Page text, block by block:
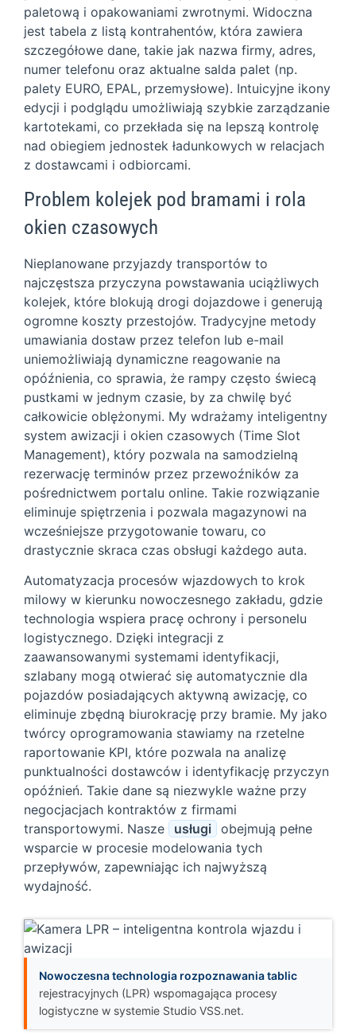
paletową i opakowaniami zwrotnymi. Widoczna
jest tabela z listą kontrahentów, która zawiera
szczegółowe dane, takie jak nazwa firmy, adres,
numer telefonu oraz aktualne salda palet (np.
palety EURO, EPAL, przemysłowe). Intuicyjne ikony
edycji i podglądu umożliwiają szybkie zarządzanie
kartotekami, co przekłada się na lepszą kontrolę
nad obiegiem jednostek ładunkowych w relacjach
z dostawcami i odbiorcami.
Problem kolejek pod bramami i rola
okien czasowych
Nieplanowane przyjazdy transportów to
najczęstsza przyczyna powstawania uciążliwych
kolejek, które blokują drogi dojazdowe i generują
ogromne koszty przestojów. Tradycyjne metody
umawiania dostaw przez telefon lub e-mail
uniemożliwiają dynamiczne reagowanie na
opóźnienia, co sprawia, że rampy często świecą
pustkami w jednym czasie, by za chwilę być
całkowicie oblężonymi. My wdrażamy inteligentny
system awizacji i okien czasowych (Time Slot
Management), który pozwala na samodzielną
rezerwację terminów przez przewoźników za
pośrednictwem portalu online. Takie rozwiązanie
eliminuje spiętrzenia i pozwala magazynowi na
wcześniejsze przygotowanie towaru, co
drastycznie skraca czas obsługi każdego auta.
Automatyzacja procesów wjazdowych to krok
milowy w kierunku nowoczesnego zakładu, gdzie
technologia wspiera pracę ochrony i personelu
logistycznego. Dzięki integracji z
zaawansowanymi systemami identyfikacji,
szlabany mogą otwierać się automatycznie dla
pojazdów posiadających aktywną awizację, co
eliminuje zbędną biurokrację przy bramie. My jako
twórcy oprogramowania stawiamy na rzetelne
raportowanie KPI, które pozwala na analizę
punktualności dostawców i identyfikację przyczyn
opóźnień. Takie dane są niezwykle ważne przy
negocjacjach kontraktów z firmami
transportowymi. Nasze
usługi
obejmują pełne
wsparcie w procesie modelowania tych
przepływów, zapewniając ich najwyższą
wydajność.
Nowoczesna technologia rozpoznawania tablic
rejestracyjnych (LPR) wspomagająca procesy
logistyczne w systemie Studio VSS.net.